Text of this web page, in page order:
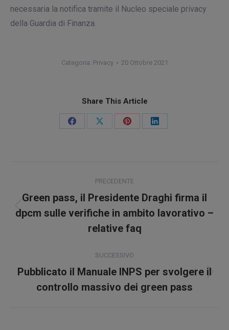
necessaria la notifica tramite il Nucleo speciale privacy
della Guardia di Finanza.
Categoria: Privacy 20 Ottobre 2021
Share This Article
CondividiCondividiCondividiCondividi
tra
PRECEDENTE
Post
precedente:
Green pass, il Presidente Draghi firma il
dpcm sulle verifiche in ambito lavorativo –
relative faq
SUCCESSIVO
Prossimo
post:
Pubblicato il Manuale INPS per svolgere il
controllo massivo dei green pass